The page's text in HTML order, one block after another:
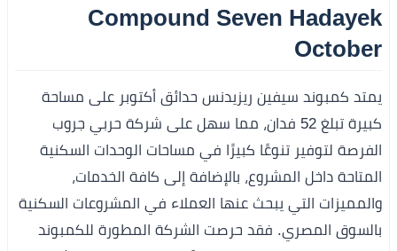
Compound Seven Hadayek
October
يمتد كمبوند سيفين ريزيدنس حدائق أكتوبر على مساحة
كبيرة تبلغ 52 فدان، مما سهل على شركة حربي جروب
الفرصة لتوفير تنوعًا كبيرًا في مساحات الوحدات السكنية
المتاحة داخل المشروع، بالإضافة إلى كافة الخدمات،
والمميزات التي يبحث عنها العملاء في المشروعات السكنية
بالسوق المصري. فقد حرصت الشركة المطورة للكمبوند